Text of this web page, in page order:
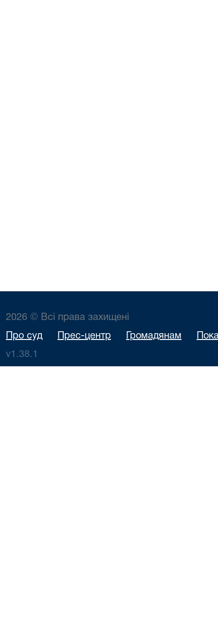
2026 © Всі права захищені
Про суд Прес-центр Громадянам
v1.38.1